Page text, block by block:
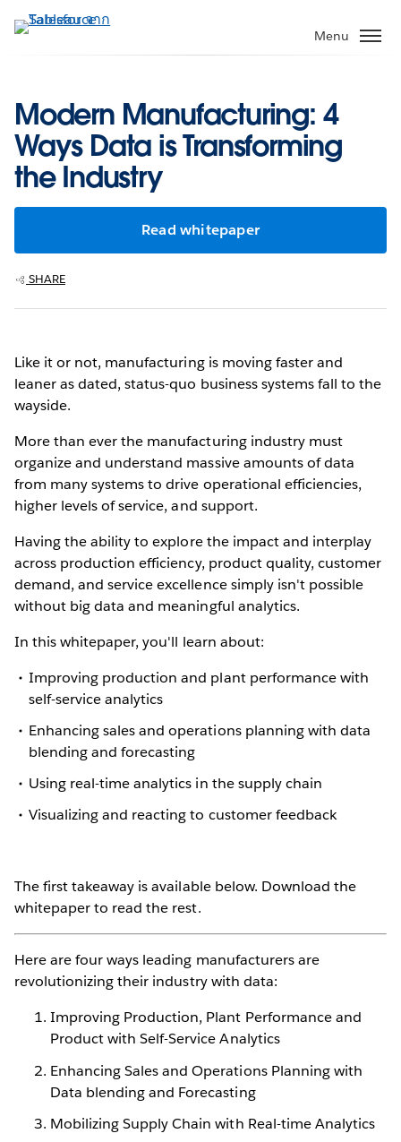
ไป
Menu
Modern Manufacturing: 4
Ways Data is Transforming
the Industry
Read whitepaper
SHARE
Like it or not, manufacturing is moving faster and
leaner as dated, status-quo business systems fall to the
wayside.
More than ever the manufacturing industry must
organize and understand massive amounts of data
from many systems to drive operational efficiencies,
higher levels of service, and support.
Having the ability to explore the impact and interplay
across production efficiency, product quality, customer
demand, and service excellence simply isn't possible
without big data and meaningful analytics.
In this whitepaper, you'll learn about:
Improving production and plant performance with
self-service analytics
Enhancing sales and operations planning with data
blending and forecasting
Using real-time analytics in the supply chain
Visualizing and reacting to customer feedback
The first takeaway is available below. Download the
whitepaper to read the rest.
Here are four ways leading manufacturers are
revolutionizing their industry with data:
Improving Production, Plant Performance and
Product with Self-Service Analytics
Enhancing Sales and Operations Planning with
Data blending and Forecasting
Mobilizing Supply Chain with Real-time Analytics